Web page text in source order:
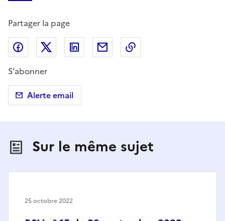
Partager la page
Partager sur Facebook
Partager sur X (anciennement Twitter)
Partager sur LinkedIn
Partager par email
S'abonner
Alerte email
Sur le même sujet
25 octobre 2022